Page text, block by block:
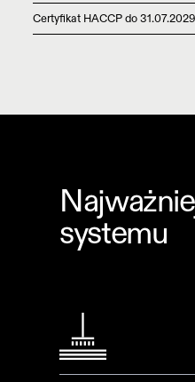
Certyfikat HACCP do 31.07.2029
systemu